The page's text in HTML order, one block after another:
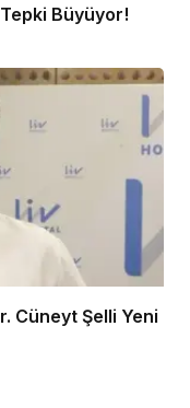
Büyüyor!
Cüneyt Şelli Yeni